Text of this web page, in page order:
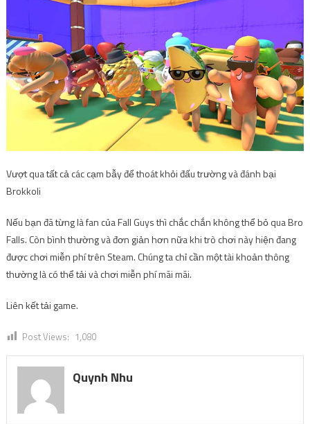
Vượt qua tất cả các cạm bẫy để thoát khỏi đấu trường và đánh bại
Brokkoli
Nếu bạn đã từng là fan của Fall Guys thì chắc chắn không thể bỏ qua Bro
Falls. Còn bình thường và đơn giản hơn nữa khi trò chơi này hiện đang
được chơi miễn phí trên Steam. Chúng ta chỉ cần một tài khoản thông
thường là có thể tải và chơi miễn phí mãi mãi.
Liên kết tải game.
Post Views: 1,080
Quynh Nhu